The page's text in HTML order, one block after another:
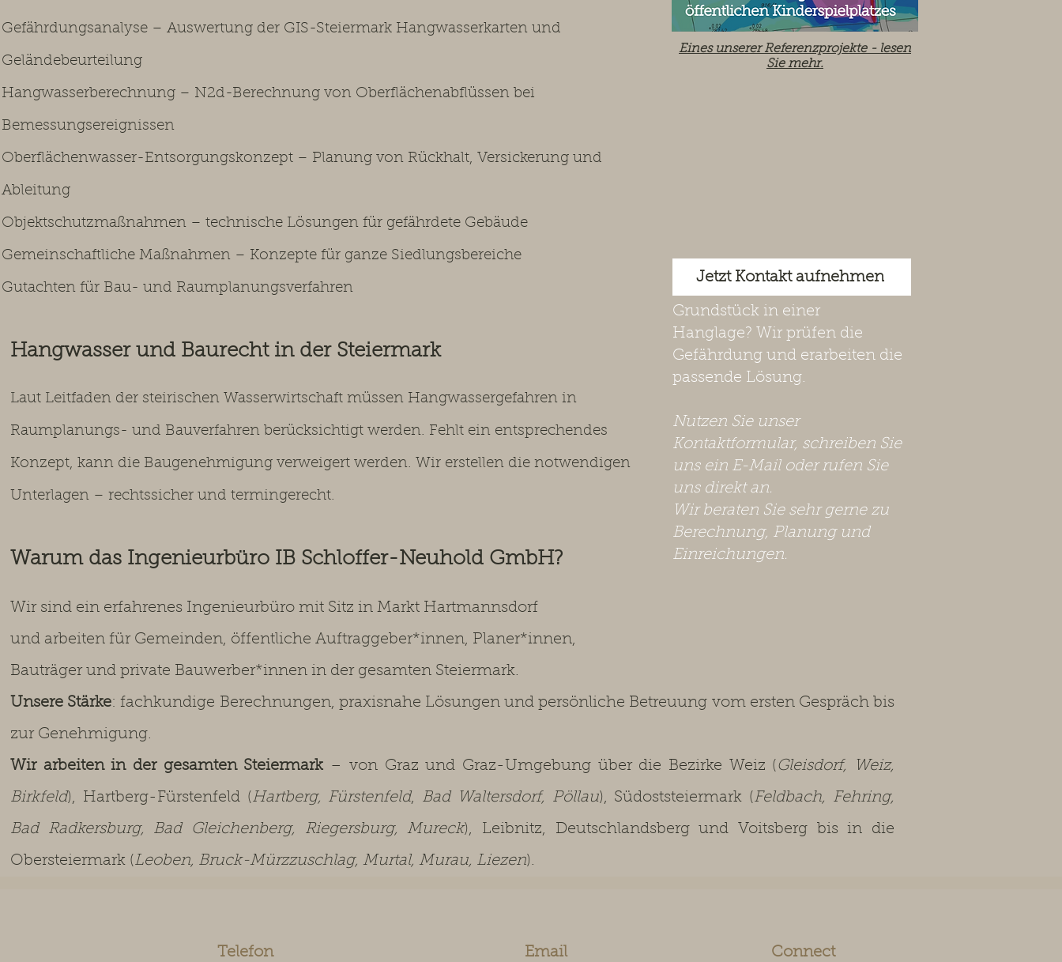
Gefährdungsanalyse – Auswertung der GIS-Steiermark Hangwasserkarten und
Geländebeurteilung
Hangwasserberechnung – N2d-Berechnung von Oberflächenabflüssen bei
Bemessungsereignissen
Oberflächenwasser-Entsorgungskonzept – Planung von Rückhalt, Versickerung und
Ableitung
Objektschutzmaßnahmen – technische Lösungen für gefährdete Gebäude
Gemeinschaftliche Maßnahmen – Konzepte für ganze Siedlungsbereiche
Gutachten für Bau- und Raumplanungsverfahren
Hangwasser und Baurecht in der Steiermark
Laut Leitfaden der steirischen Wasserwirtschaft müssen Hangwassergefahren in
Raumplanungs- und Bauverfahren berücksichtigt werden. Fehlt ein entsprechendes
Konzept, kann die Baugenehmigung verweigert werden. Wir erstellen die notwendigen
Unterlagen – rechtssicher und termingerecht.
Eines unserer Referenzprojekte - lesen
Sie mehr.
Jetzt Kontakt aufnehmen
Grundstück in einer
Hanglage? Wir prüfen die
Gefährdung und erarbeiten die
passende Lösung.
​Nutzen Sie unser
Kontaktformular, schreiben Sie
uns ein E-Mail oder rufen Sie
uns direkt an.
Wir beraten Sie sehr gerne zu
Berechnung, Planung und
Einreichungen.
Warum das Ingenieurbüro IB Schloffer-Neuhold GmbH?
Wir sind ein erfahrenes Ingenieurbüro mit Sitz in Markt Hartmannsdorf
und arbeiten für Gemeinden, öffentliche Auftraggeber*innen, Planer*innen,
Bauträger und private Bauwerber*innen in der gesamten Steiermark.
Unsere Stärke: fachkundige Berechnungen, praxisnahe Lösungen und persönliche Betreuung vom ersten Gespräch bis
zur Genehmigung.
Wir arbeiten in der gesamten Steiermark – von Graz und Graz-Umgebung über die Bezirke Weiz ( Gleisdorf, Weiz,
Birkfeld), Hartberg-Fürstenfeld (Hartberg, Fürstenfeld, Bad Waltersdorf, Pöllau), Südoststeiermark (Feldbach, Fehring,
Bad Radkersburg, Bad Gleichenberg, Riegersburg, Mureck), Leibnitz, Deutschlandsberg und Voitsberg bis in die
Obersteiermark (Leoben, Bruck-Mürzzuschlag, Murtal, Murau, Liezen).
Telefon Email Connect